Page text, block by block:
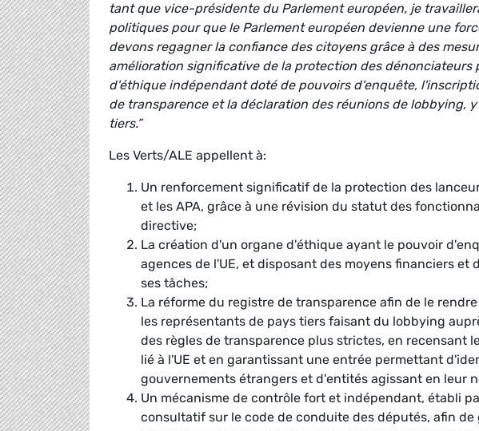
tant que vice-présidente du Parlement européen, je
politiques pour que le Parlement européen devienne une
devons regagner la confiance des citoyens grâce à des
amélioration significative de la protection des dénonciateurs
d'éthique indépendant doté de pouvoirs d'enquête,
de transparence et la déclaration des réunions de lobbying,
tiers.”
Les Verts/ALE appellent à:
Un renforcement significatif de la protection des
et les APA, grâce à une révision du statut des
directive;
La création d'un organe d'éthique ayant le pouvoir
agences de l'UE, et disposant des moyens financiers et
ses tâches;
La réforme du registre de transparence afin de le
les représentants de pays tiers faisant du lobbying
des règles de transparence plus strictes, en recensant
lié à l'UE et en garantissant une entrée permettant
gouvernements étrangers et d'entités agissant en leur
Un mécanisme de contrôle fort et indépendant, établi
consultatif sur le code de conduite des députés, afin